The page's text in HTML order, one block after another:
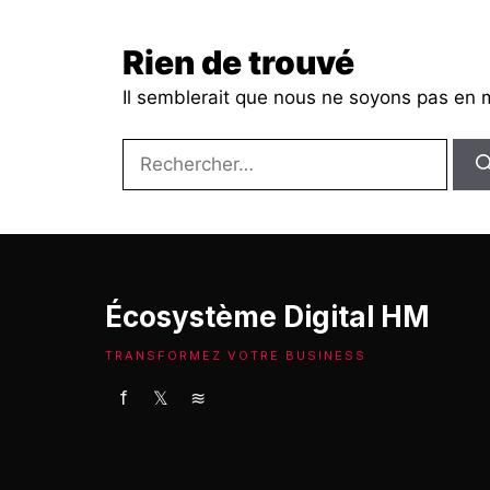
Rien de trouvé
Il semblerait que nous ne soyons pas en
Rechercher :
Écosystème Digital HM
TRANSFORMEZ VOTRE BUSINESS
f 𝕏 ≋